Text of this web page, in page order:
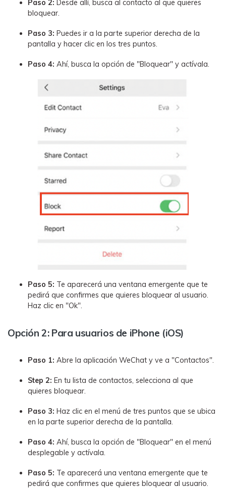
Paso 2: Desde allí, busca al contacto al que quieres
bloquear.
Paso 3: Puedes ir a la parte superior derecha de la
pantalla y hacer clic en los tres puntos.
Paso 4: Ahí, busca la opción de "Bloquear" y actívala.
Paso 5: Te aparecerá una ventana emergente que te
pedirá que confirmes que quieres bloquear al usuario.
Haz clic en "Ok".
Opción 2: Para usuarios de iPhone (iOS)
Paso 1: Abre la aplicación WeChat y ve a "Contactos".
Step 2: En tu lista de contactos, selecciona al que
quieres bloquear.
Paso 3: Haz clic en el menú de tres puntos que se ubica
en la parte superior derecha de la pantalla.
Paso 4: Ahí, busca la opción de "Bloquear" en el menú
desplegable y actívala.
Paso 5: Te aparecerá una ventana emergente que te
pedirá que confirmes que quieres bloquear al usuario.